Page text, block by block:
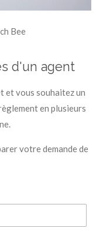
Bee
d'un agent
et vous souhaitez un
en plusieurs
votre demande de